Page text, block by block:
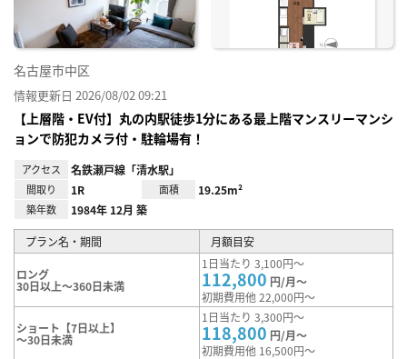
名古屋市中区
情報更新日 2026/08/02 09:21
【上層階・EV付】丸の内駅徒歩1分にある最上階マンスリーマンシ
ョンで防犯カメラ付・駐輪場有！
アクセス 名鉄瀬戸線「清水駅」
間取り 1R 面積 19.25m²
築年数 1984年 12月 築
プラン名・期間 月額目安
ロング
30日以上～360日未満
1日当たり 3,100円～
112,800 円/月～
初期費用他 22,000円～
ショート【7日以上】
～30日未満
1日当たり 3,300円～
118,800 円/月～
初期費用他 16,500円～